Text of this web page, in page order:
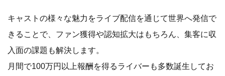
キャストの様々な魅力をライブ配信を通じて世界へ発信で
きることで、ファン獲得や認知拡大はもちろん、集客に収
入面の課題も解決します。
月間で100万円以上報酬を得るライバーも多数誕生してお